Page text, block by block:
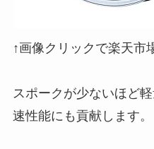
↑画像クリックで楽天市
スポークが少ないほど
速性能にも貢献します。